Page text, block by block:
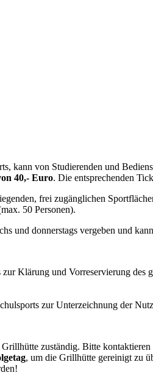
kann von Studierenden und
40,- Euro. Die entsprechenden
frei zugänglichen
50 Personen).
und donnerstags vergeben und
Klärung und Vorreservierung
zur Unterzeichnung der
zuständig. Bitte
, um die Grillhütte gereinigt zu